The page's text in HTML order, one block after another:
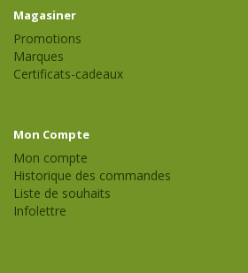
Magasiner
Promotions
Marques
Certificats-cadeaux
Mon Compte
Mon compte
Historique des commandes
Liste de souhaits
Infolettre